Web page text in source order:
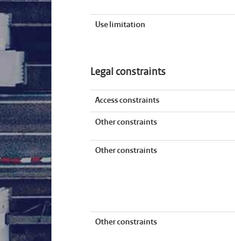
Use limitation
Legal constraints
Access constraints
Other constraints
Other constraints
Other constraints